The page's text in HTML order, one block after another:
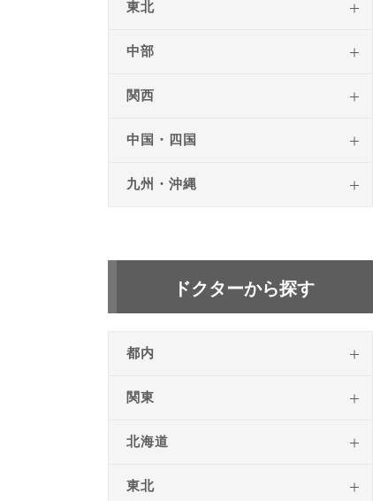
東北
中部
関西
中国・四国
九州・沖縄
ドクターから探す
都内
関東
北海道
東北